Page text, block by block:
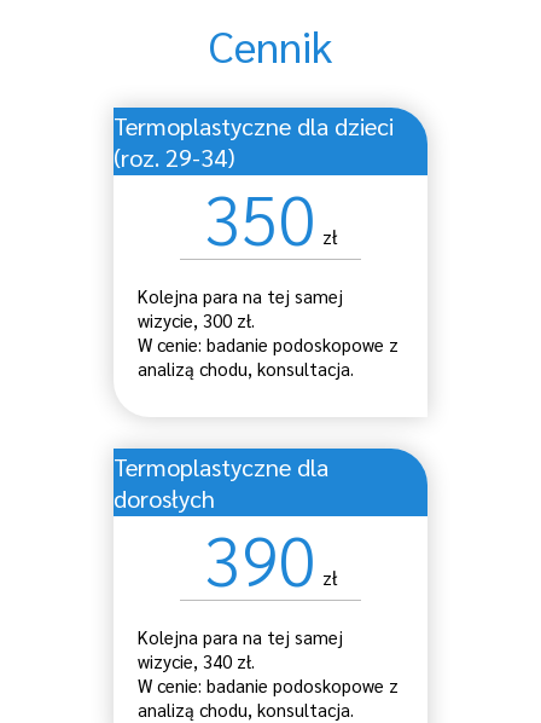
Cennik
Termoplastyczne dla dzieci
(roz. 29-34)
350 zł
Kolejna para na tej samej
wizycie, 300 zł.
W cenie: badanie podoskopowe z
analizą chodu, konsultacja.
Termoplastyczne dla
dorosłych
390 zł
Kolejna para na tej samej
wizycie, 340 zł.
W cenie: badanie podoskopowe z
analizą chodu, konsultacja.